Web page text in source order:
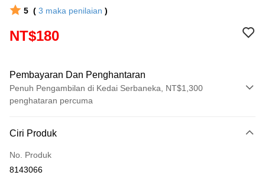
5 ( 3 maka penilaian )
NT$180
Pembayaran Dan Penghantaran
Penuh Pengambilan di Kedai Serbaneka, NT$1,300
penghataran percuma
Kad Kredit (Bayaran Penuh)
Pengambilan di Kedai Serbaneka
Ciri Produk
No. Produk
8143066